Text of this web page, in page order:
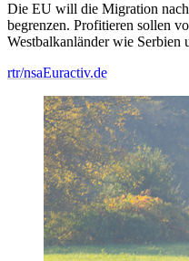
Die EU will die Migration
begrenzen. Profitieren sollen
Westbalkanländer wie Serbien
rtr/nsaEuractiv.de